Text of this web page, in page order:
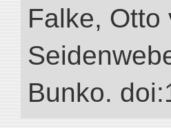
Falke, Otto
Bunko.